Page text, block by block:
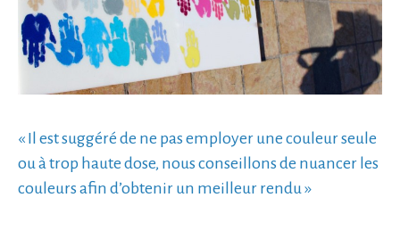
« Il est suggéré de ne pas employer une couleur seule
ou à trop haute dose, nous conseillons de nuancer les
couleurs afin d’obtenir un meilleur rendu »